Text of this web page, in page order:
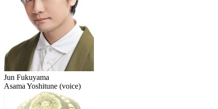
Jun Fukuyama
Asama Yoshitune (voice)